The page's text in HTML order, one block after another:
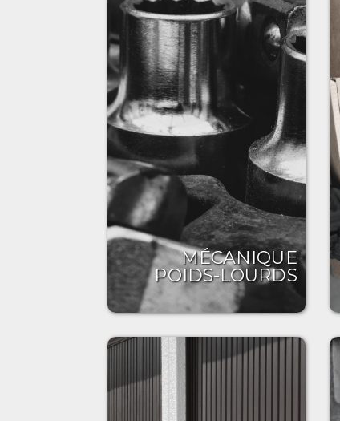
MÉCANIQUE
POIDS-LOURDS